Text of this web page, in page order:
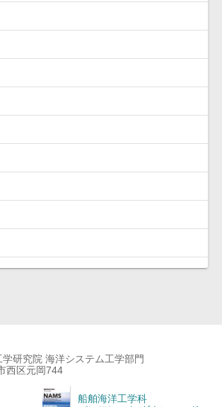
研究院 海洋システム工学部門
西区元岡744
船舶海洋工学科